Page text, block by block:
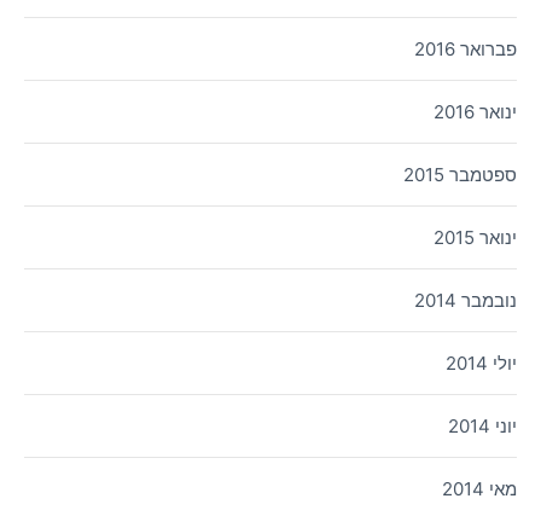
פברואר 2016
ינואר 2016
ספטמבר 2015
ינואר 2015
נובמבר 2014
יולי 2014
יוני 2014
מאי 2014